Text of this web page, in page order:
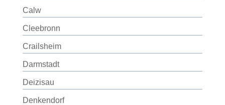
Calw
Cleebronn
Crailsheim
Darmstadt
Deizisau
Denkendorf